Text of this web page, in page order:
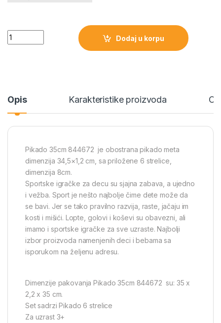
Pikado 35cm 844672 količina
Dodaj u korpu
Opis Karakteristike proizvoda
Pikado 35cm 844672 je obostrana pikado meta
dimenzija 34,5×1,2 cm, sa priložene 6 strelice,
dimenzija 8cm.
Sportske igračke za decu su sjajna zabava, a ujedno
i vežba. Sport je nešto najbolje čime dete može da
se bavi. Jer se tako pravilno razvija, raste, jačaju im
kosti i mišići. Lopte, golovi i koševi su obavezni, ali
imamo i sportske igračke za sve uzraste. Najbolji
izbor proizvoda namenjenih deci i bebama sa
isporukom na željenu adresu.
Dimenzije pakovanja Pikado 35cm 844672 su: 35 x
2,2 x 35 cm.
Set sadrzi Pikado 6 strelice
Za uzrast 3+